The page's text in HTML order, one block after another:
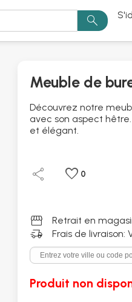
search
Meuble de
Découvrez notre
avec son aspect
et élégant.
share favorite 0
storefront Retrait en
delivery_truck_speed Frais de livraison:
Produit non